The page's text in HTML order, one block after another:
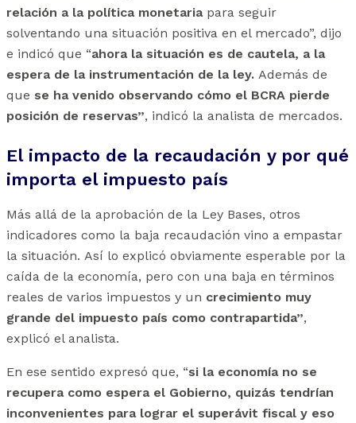
relación a la política monetariapara seguir
solventando una situación positiva en el mercado”, dijo
e indicó que “ahora la situación es de cautela, a la
espera de la instrumentación de la ley. Además de
que se ha venido observando cómo el BCRA pierde
posición de reservas”, indicó la analista de mercados.
El impacto de la recaudación y por qué
importa el impuesto país
Más allá de la aprobación de la Ley Bases, otros
indicadores como la baja recaudación vino a empastar
la situación. Así lo explicó obviamente esperable por la
caída de la economía, pero con una baja en términos
reales de varios impuestos y un crecimiento muy
grande del impuesto país como contrapartida”,
explicó el analista.
En ese sentido expresó que, “si la economía no se
recupera como espera el Gobierno, quizás tendrían
inconvenientes para lograr el superávit fiscal y eso